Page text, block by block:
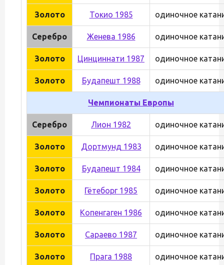
Золото Токио 1985 одиночное
Серебро Женева 1986 одиночное
Золото Цинциннати 1987 одиночное
Золото Будапешт 1988 одиночное
Чемпионаты Европы
Серебро Лион 1982 одиночное
Золото Дортмунд 1983 одиночное
Золото Будапешт 1984 одиночное
Золото Гётеборг 1985 одиночное
Золото Копенгаген 1986 одиночное
Золото Сараево 1987 одиночное
Золото Прага 1988 одиночное